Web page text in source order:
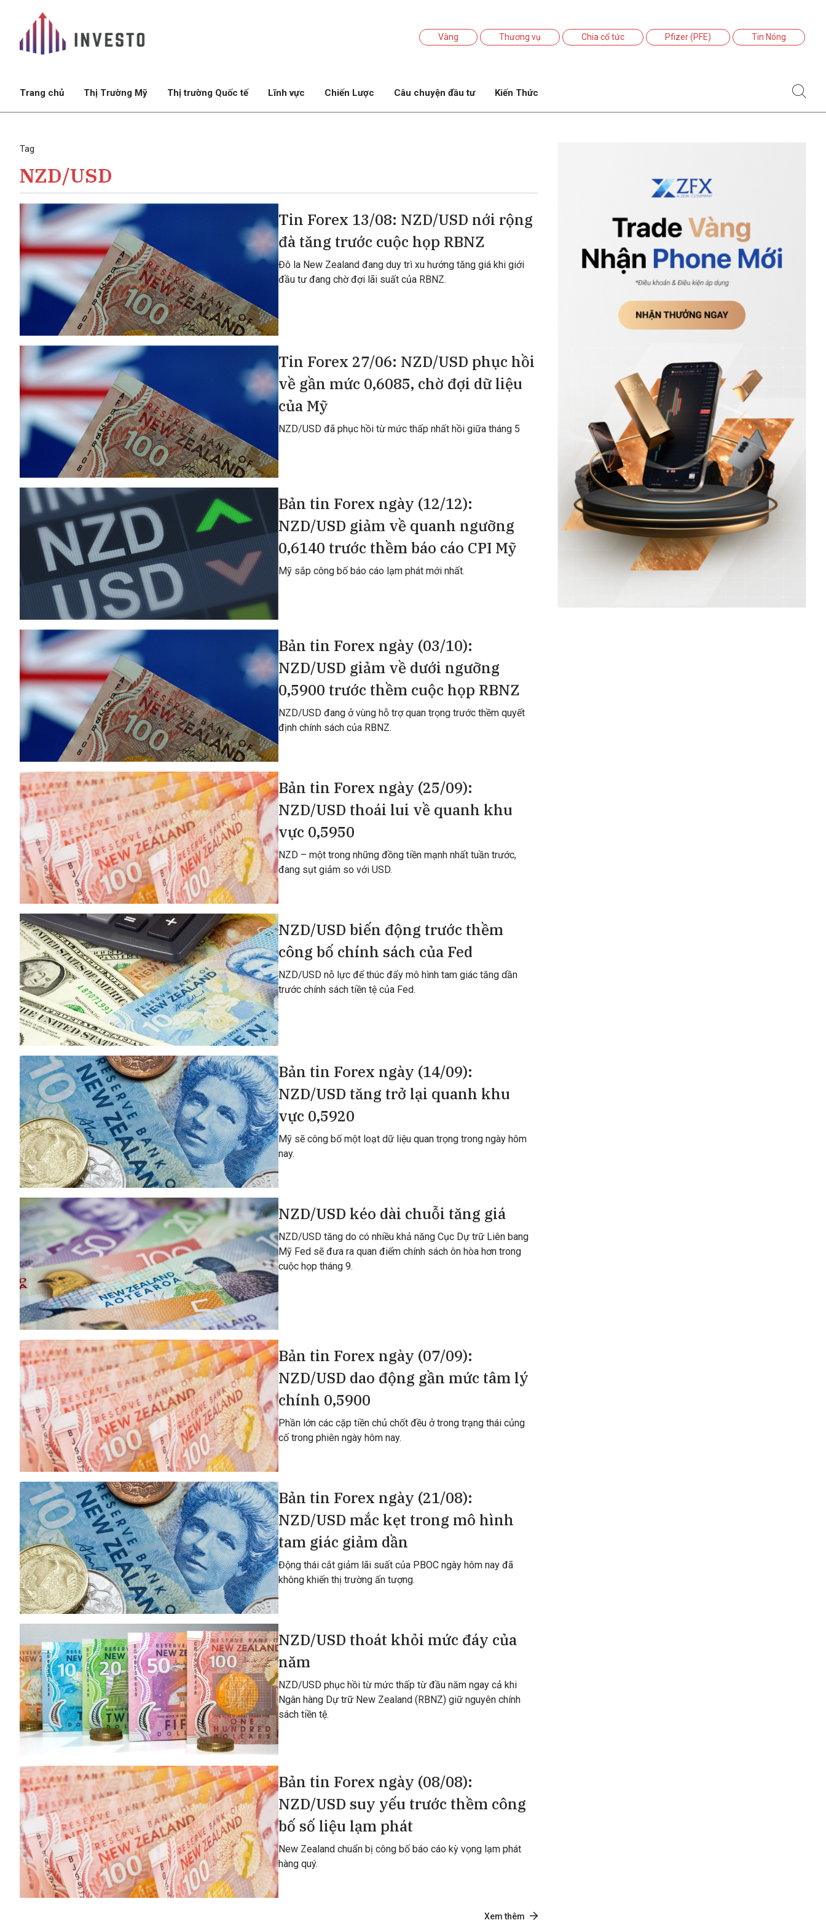
Vàng Thương vụ Chia cổ tức Pfizer (PFE) Tin Nóng
Trang chủ Thị Trường Mỹ Thị trường Quốc tế Lĩnh vực Chiến Lược Câu chuyện đầu tư Kiến Thức
Tag
NZD/USD
Tin Forex 13/08: NZD/USD nới rộng
đà tăng trước cuộc họp RBNZ
Đô la New Zealand đang duy trì xu hướng tăng giá khi giới
đầu tư đang chờ đợi lãi suất của RBNZ.
Tin Forex 27/06: NZD/USD phục hồi
về gần mức 0,6085, chờ đợi dữ liệu
của Mỹ
NZD/USD đã phục hồi từ mức thấp nhất hồi giữa tháng 5
Bản tin Forex ngày (12/12):
NZD/USD giảm về quanh ngưỡng
0,6140 trước thềm báo cáo CPI Mỹ
Mỹ sắp công bố báo cáo lạm phát mới nhất.
Bản tin Forex ngày (03/10):
NZD/USD giảm về dưới ngưỡng
0,5900 trước thềm cuộc họp RBNZ
NZD/USD đang ở vùng hỗ trợ quan trọng trước thềm quyết
định chính sách của RBNZ.
Bản tin Forex ngày (25/09):
NZD/USD thoái lui về quanh khu
vực 0,5950
NZD – một trong những đồng tiền mạnh nhất tuần trước,
đang sụt giảm so với USD.
NZD/USD biến động trước thềm
công bố chính sách của Fed
NZD/USD nỗ lực để thúc đẩy mô hình tam giác tăng dần
trước chính sách tiền tệ của Fed.
Bản tin Forex ngày (14/09):
NZD/USD tăng trở lại quanh khu
vực 0,5920
Mỹ sẽ công bố một loạt dữ liệu quan trọng trong ngày hôm
nay.
NZD/USD kéo dài chuỗi tăng giá
NZD/USD tăng do có nhiều khả năng Cục Dự trữ Liên bang
Mỹ Fed sẽ đưa ra quan điểm chính sách ôn hòa hơn trong
cuộc họp tháng 9.
Bản tin Forex ngày (07/09):
NZD/USD dao động gần mức tâm lý
chính 0,5900
Phần lớn các cặp tiền chủ chốt đều ở trong trạng thái củng
cố trong phiên ngày hôm nay.
Bản tin Forex ngày (21/08):
NZD/USD mắc kẹt trong mô hình
tam giác giảm dần
Động thái cắt giảm lãi suất của PBOC ngày hôm nay đã
không khiến thị trường ấn tượng.
NZD/USD thoát khỏi mức đáy của
năm
NZD/USD phục hồi từ mức thấp từ đầu năm ngay cả khi
Ngân hàng Dự trữ New Zealand (RBNZ) giữ nguyên chính
sách tiền tệ.
Bản tin Forex ngày (08/08):
NZD/USD suy yếu trước thềm công
bố số liệu lạm phát
New Zealand chuẩn bị công bố báo cáo kỳ vọng lạm phát
hàng quý.
Xem thêm